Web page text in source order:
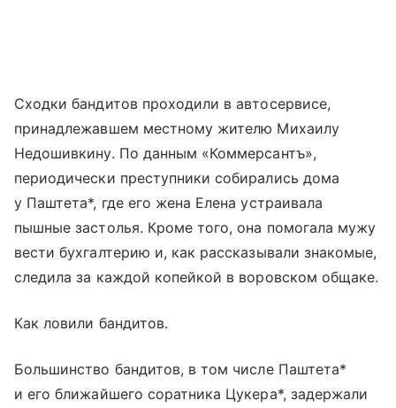
Сходки бандитов проходили в автосервисе,
принадлежавшем местному жителю Михаилу
Недошивкину. По данным «Коммерсантъ»,
периодически преступники собирались дома
у Паштета*, где его жена Елена устраивала
пышные застолья. Кроме того, она помогала мужу
вести бухгалтерию и, как рассказывали знакомые,
следила за каждой копейкой в воровском общаке.
Как ловили бандитов.
Большинство бандитов, в том числе Паштета*
и его ближайшего соратника Цукера*, задержали